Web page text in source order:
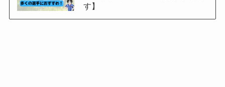
す】